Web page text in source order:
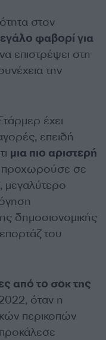
στον
φαβορί για
επιστρέψει στη
την
έχει
επειδή
μια πιο αριστερή
σε
μεγαλύτερο
δημοσιονομικής
του
από το σοκ της
όταν η
περικοπών